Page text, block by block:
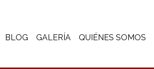
BLOG GALERÍA QUIÉNES SOMOS